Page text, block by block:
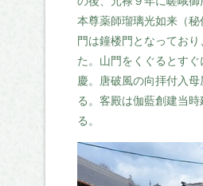
本尊薬師瑠璃光如来（
門は鐘楼門となってお
た。山門をくぐるとす
慶。唐破風の向拝付入
る。客殿は伽藍創建当
る。